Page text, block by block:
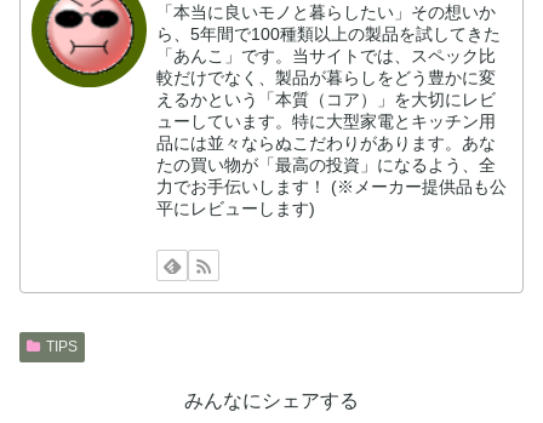
「本当に良いモノと暮らしたい」その想いか
ら、5年間で100種類以上の製品を試してきた
「あんこ」です。当サイトでは、スペック比
較だけでなく、製品が暮らしをどう豊かに変
えるかという「本質（コア）」を大切にレビ
ューしています。特に大型家電とキッチン用
品には並々ならぬこだわりがあります。あな
たの買い物が「最高の投資」になるよう、全
力でお手伝いします！ (※メーカー提供品も公
平にレビューします)
TIPS
みんなにシェアする